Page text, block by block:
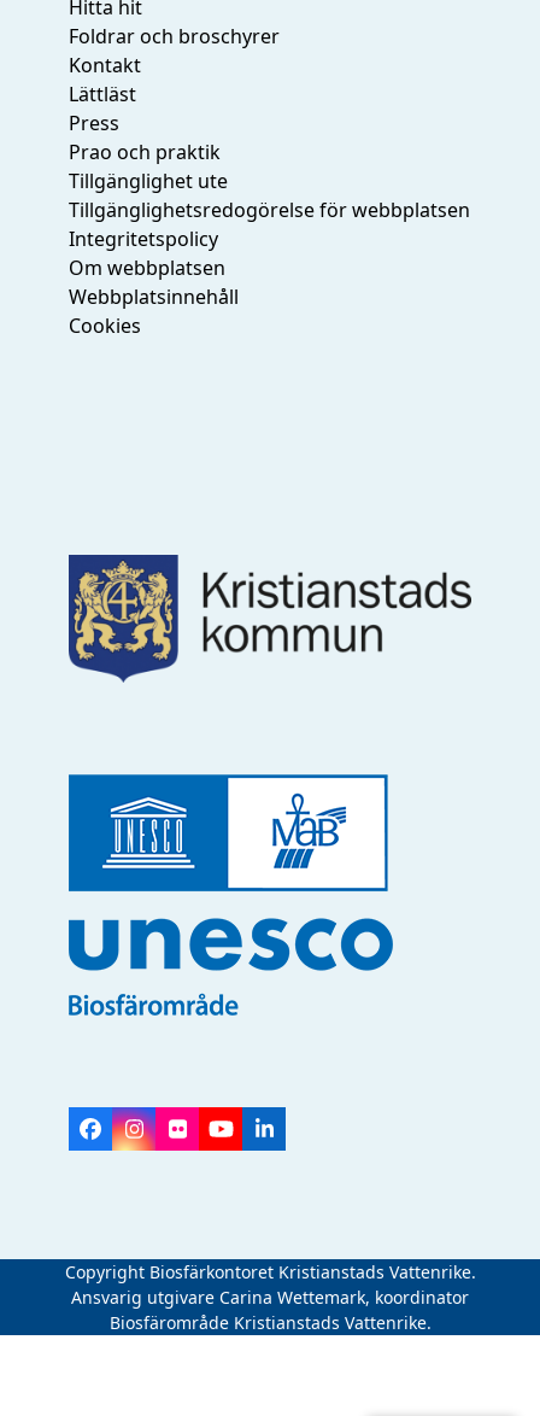
Hitta hit
Foldrar och broschyrer
Kontakt
Lättläst
Press
Prao och praktik
Tillgänglighet ute
Tillgänglighetsredogörelse för webbplatsen
Integritetspolicy
Om webbplatsen
Webbplatsinnehåll
Cookies
Facebook
Instagram
FlickrYouTubeLinkedIn
Copyright Biosfärkontoret Kristianstads Vattenrike.
Ansvarig utgivare Carina Wettemark, koordinator
Biosfärområde Kristianstads Vattenrike.